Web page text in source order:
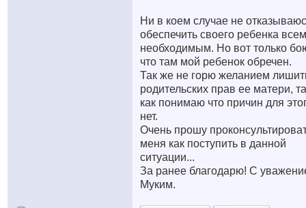
Ни в коем случае не
обеспечить своего ребенка всем
необходимым. Но вот только
что там мой ребенок обречен.
Так же не горю желанием
родительских прав ее матери,
как понимаю что причин для
нет.
Очень прошу
меня как поступить в данной
ситуации...
За ранее благодарю! С
Муким.